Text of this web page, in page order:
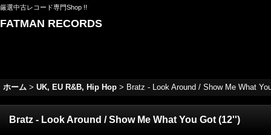
厳選中古レコード専門Shop !!
FATMAN RECORDS
ホーム > UK, EU R&B, Hip Hop > Bratz - Look Around / Show Me What
Bratz - Look Around / Show Me What You Got (12'')